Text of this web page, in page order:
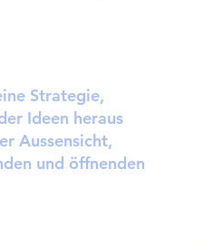
Strategie,
Ideen heraus
Aussensicht,
und öffnenden